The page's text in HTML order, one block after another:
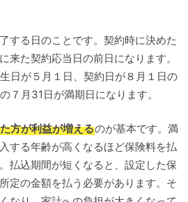
する日のことです。契約時に決めた
来た契約応当日の前日になります。
日が５月１日、契約日が８月１日の
７月31日が満期日になります。
方が利益が増えるのが基本です。満
する年齢が高くなるほど保険料を払
払込期間が短くなると、設定した保
定の金額を払う必要があります。そ